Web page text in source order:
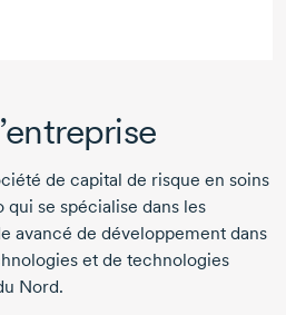
de capital de risque en soins
qui se spécialise dans les
avancé de développement dans
et de technologies
Nord.